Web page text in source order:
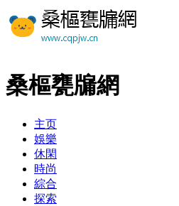
桑樞甕牖網
主页
娛樂
休閑
時尚
綜合
探索